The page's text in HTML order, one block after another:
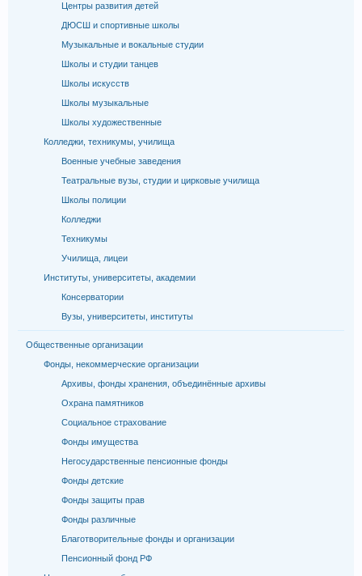
Центры развития детей
ДЮСШ и спортивные школы
Музыкальные и вокальные студии
Школы и студии танцев
Школы искусств
Школы музыкальные
Школы художественные
Колледжи, техникумы, училища
Военные учебные заведения
Театральные вузы, студии и цирковые училища
Школы полиции
Колледжи
Техникумы
Училища, лицеи
Институты, университеты, академии
Консерватории
Вузы, университеты, институты
Общественные организации
Фонды, некоммерческие организации
Архивы, фонды хранения, объединённые архивы
Охрана памятников
Социальное страхование
Фонды имущества
Негосударственные пенсионные фонды
Фонды детские
Фонды защиты прав
Фонды различные
Благотворительные фонды и организации
Пенсионный фонд РФ